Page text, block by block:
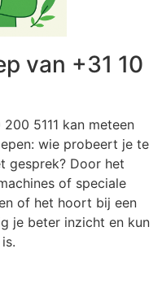
van +31 10
5111 kan meteen
wie probeert je te
gesprek? Door het
of speciale
of het hoort bij een
je beter inzicht en kun